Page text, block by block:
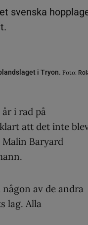
svenska
i Tryon. Foto:
i rad på
att det inte
Baryard
av de andra
lag. Alla